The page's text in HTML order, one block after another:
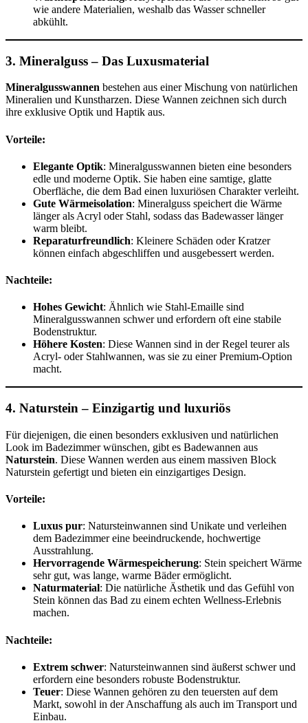
wie andere Materialien, weshalb das Wasser schneller
abkühlt.
3. Mineralguss – Das Luxusmaterial
Mineralgusswannen bestehen aus einer Mischung von natürlichen
Mineralien und Kunstharzen. Diese Wannen zeichnen sich durch
ihre exklusive Optik und Haptik aus.
Vorteile:
Elegante Optik: Mineralgusswannen bieten eine besonders
edle und moderne Optik. Sie haben eine samtige, glatte
Oberfläche, die dem Bad einen luxuriösen Charakter verleiht.
Gute Wärmeisolation: Mineralguss speichert die Wärme
länger als Acryl oder Stahl, sodass das Badewasser länger
warm bleibt.
Reparaturfreundlich: Kleinere Schäden oder Kratzer
können einfach abgeschliffen und ausgebessert werden.
Nachteile:
Hohes Gewicht: Ähnlich wie Stahl-Emaille sind
Mineralgusswannen schwer und erfordern oft eine stabile
Bodenstruktur.
Höhere Kosten: Diese Wannen sind in der Regel teurer als
Acryl- oder Stahlwannen, was sie zu einer Premium-Option
macht.
4. Naturstein – Einzigartig und luxuriös
Für diejenigen, die einen besonders exklusiven und natürlichen
Look im Badezimmer wünschen, gibt es Badewannen aus
Naturstein. Diese Wannen werden aus einem massiven Block
Naturstein gefertigt und bieten ein einzigartiges Design.
Vorteile:
Luxus pur: Natursteinwannen sind Unikate und verleihen
dem Badezimmer eine beeindruckende, hochwertige
Ausstrahlung.
Hervorragende Wärmespeicherung: Stein speichert Wärme
sehr gut, was lange, warme Bäder ermöglicht.
Naturmaterial: Die natürliche Ästhetik und das Gefühl von
Stein können das Bad zu einem echten Wellness-Erlebnis
machen.
Nachteile:
Extrem schwer: Natursteinwannen sind äußerst schwer und
erfordern eine besonders robuste Bodenstruktur.
Teuer: Diese Wannen gehören zu den teuersten auf dem
Markt, sowohl in der Anschaffung als auch im Transport und
Einbau.